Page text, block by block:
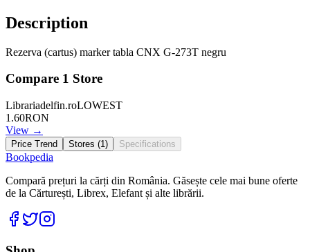
Description
Rezerva (cartus) marker tabla CNX G-273T negru
Compare 1 Store
Librariadelfin.roLOWEST
1.60RON
View →
Price Trend Stores (1) Specifications
Bookpedia
Compară prețuri la cărți din România. Găsește cele mai bune oferte
de la Cărturești, Librex, Elefant și alte librării.
Facebook
Twitter